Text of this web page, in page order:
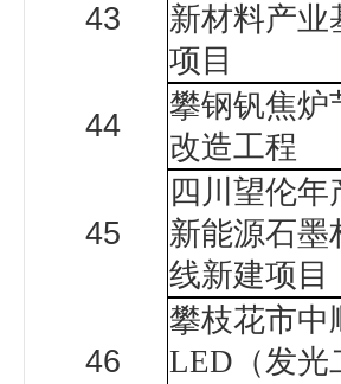
43
新材料产业
项目
44
攀钢钒焦炉
改造工程
45
四川望伦年
新能源石墨
线新建项目
46
攀枝花市中
LED （发光